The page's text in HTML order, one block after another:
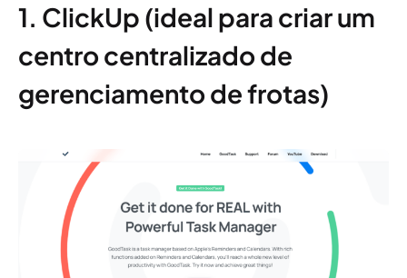
1. ClickUp (ideal para criar um
centro centralizado de
gerenciamento de frotas)